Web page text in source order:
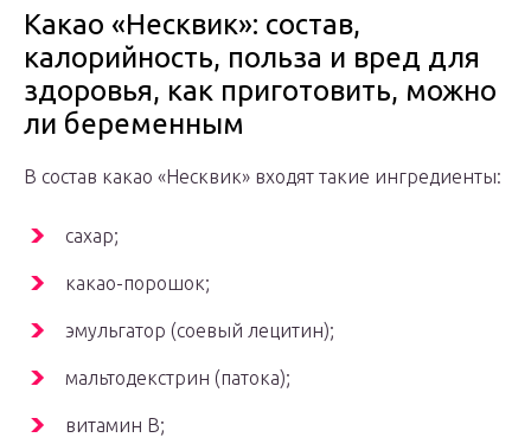
Какао «Несквик»: состав,
калорийность, польза и вред для
здоровья, как приготовить, можно
ли беременным
В состав какао «Несквик» входят такие ингредиенты:
сахар;
какао-порошок;
эмульгатор (соевый лецитин);
мальтодекстрин (патока);
витамин В;